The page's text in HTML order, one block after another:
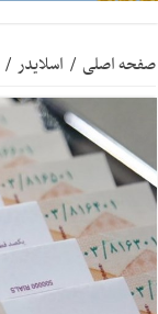
صفحه اصلی / اسلایدر /